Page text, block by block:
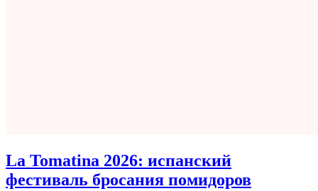
La Tomatina 2026: испанский
фестиваль бросания помидоров